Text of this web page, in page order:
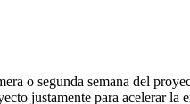
o segunda semana del
justamente para acelerar la